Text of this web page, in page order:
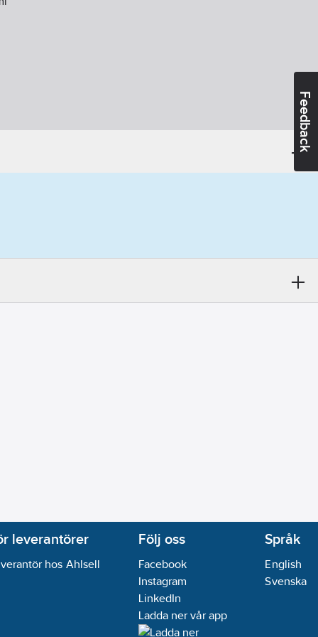
Feedback
leverantörer
hos Ahlsell
Följ oss
Facebook
Instagram
LinkedIn
Ladda ner vår app
Språk
English
Svenska